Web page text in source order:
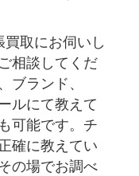
取にお伺いし
相談してくだ
ブランド、
ルにて教えて
可能です。チ
確に教えてい
の場でお調べ